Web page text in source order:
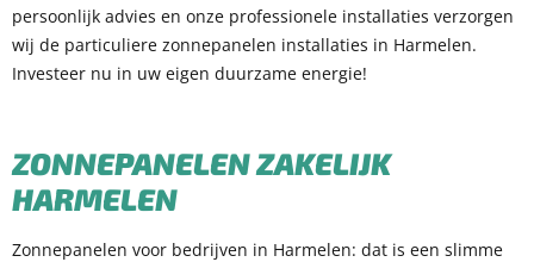
persoonlijk advies en onze professionele installaties verzorgen
wij de particuliere zonnepanelen installaties in Harmelen.
Investeer nu in uw eigen duurzame energie!
ZONNEPANELEN ZAKELIJK
HARMELEN
Zonnepanelen voor bedrijven in Harmelen: dat is een slimme